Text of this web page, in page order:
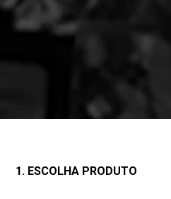
1. ESCOLHA PRODUTO